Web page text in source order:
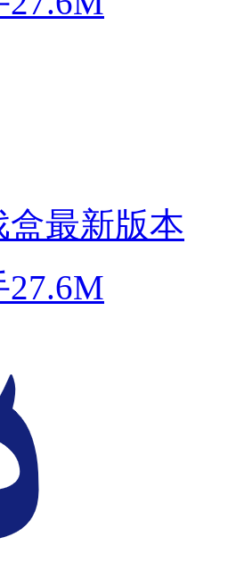
盒最新版本
27.6M